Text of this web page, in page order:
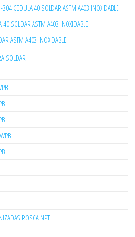
304 CEDULA 40 SOLDAR ASTM A403 INOXIDABLE
SOLDAR ASTM A403 INOXIDABLE
ASTM A403 INOXIDABLE
SOLDAR
ROSCA NPT